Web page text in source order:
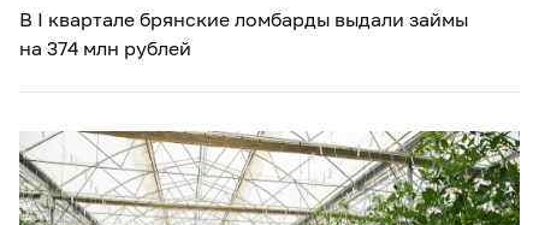
В I квартале брянские ломбарды выдали займы
на 374 млн рублей